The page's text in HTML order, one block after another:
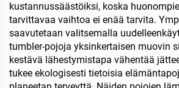
kustannussäästöiksi, koska
tarvittavaa vaihtoa ei enää tarvita.
saavutetaan valitsemalla
tumbler-pojoja yksinkertaisen muovin
kestävä lähestymistapa vähentää
tukee ekologisesti tietoisia